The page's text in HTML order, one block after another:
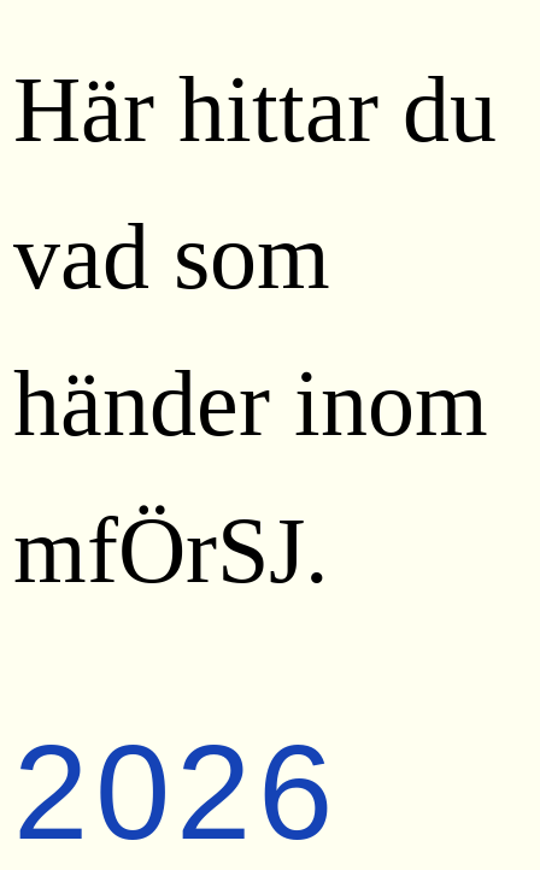
Här hittar du
vad som
händer inom
mfÖrSJ.
2026